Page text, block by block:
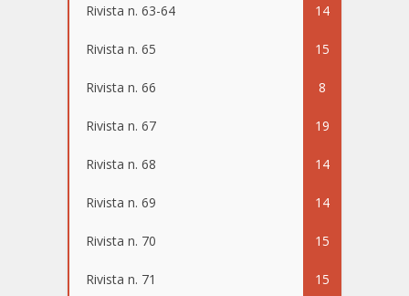
Rivista n. 63-64 14
Rivista n. 65 15
Rivista n. 66 8
Rivista n. 67 19
Rivista n. 68 14
Rivista n. 69 14
Rivista n. 70 15
Rivista n. 71 15